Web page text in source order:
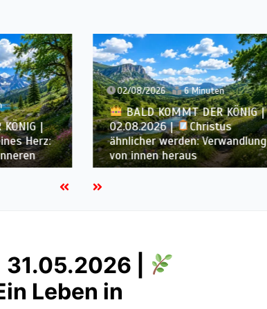
|
Herz:
02/08/2026 6 Minuten
BALD KOMMT DER KÖNIG |
02.08.2026 |
Christus
ähnlicher werden: Verwandlung
von innen heraus
31.05.2026 |
Leben in